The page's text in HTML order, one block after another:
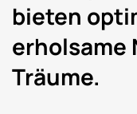
bieten
erholsame
Träume.